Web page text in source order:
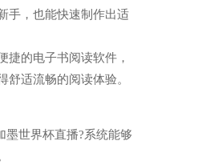
手，也能快速制作出适
捷的电子书阅读软件，
适流畅的阅读体验。
墨世界杯直播?系统能够